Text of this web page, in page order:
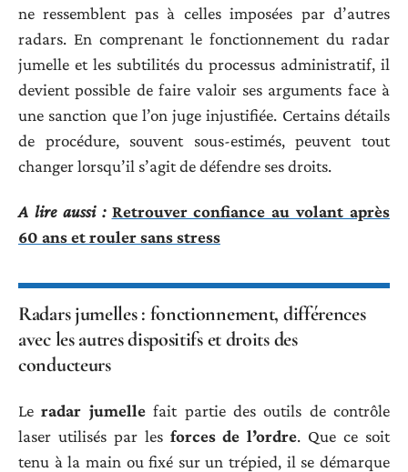
ne ressemblent pas à celles imposées par d’autres
radars. En comprenant le fonctionnement du radar
jumelle et les subtilités du processus administratif, il
devient possible de faire valoir ses arguments face à
une sanction que l’on juge injustifiée. Certains détails
de procédure, souvent sous-estimés, peuvent tout
changer lorsqu’il s’agit de défendre ses droits.
A lire aussi : Retrouver confiance au volant après
60 ans et rouler sans stress
Radars jumelles : fonctionnement, différences
avec les autres dispositifs et droits des
conducteurs
Leradar jumellefait partie des outils de contrôle
laser utilisés par les forces de l’ordre. Que ce soit
tenu à la main ou fixé sur un trépied, il se démarque